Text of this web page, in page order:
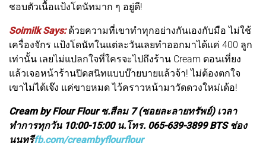
ชอบตัวเนื้อแป้งโดนัทมาก ๆ อยู่ดี!
Soimilk Says:ด้วยความที่เขาทำทุกอย่างกันเองกับมือ ไม่ใช้
เครื่องจักร แป้งโดนัทในแต่ละวันเลยทำออกมาได้แค่ 400 ลูก
เท่านั้น เลยไม่แปลกใจที่ใครจะไปถึงร้าน Cream ตอนเที่ยง
แล้วเจอหน้าร้านปิดสนิทแบบบ๊ายบายแล้วจ้า! ไม่ต้องตกใจ
เขาไม่ได้เจ๊ง แค่ขายหมด ไว้คราวหน้ามาวัดดวงใหม่เด้อ!
Cream by Flour Flour ซ.สีลม 7 (ซอยละลายทรัพย์) เวลา
ทำการทุกวัน 10:00-15:00 น.โทร. 065-639-3899 BTS ช่อง
นนทรีfb.com/creambyflourflour